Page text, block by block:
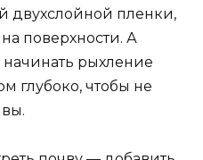
двухслойной пленки,
поверхности. А
начинать рыхление
глубоко, чтобы не